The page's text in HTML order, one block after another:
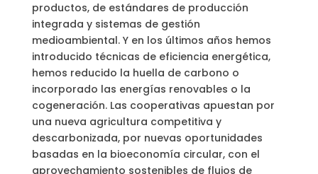
productos, de estándares de producción
integrada y sistemas de gestión
medioambiental. Y en los últimos años hemos
introducido técnicas de eficiencia energética,
hemos reducido la huella de carbono o
incorporado las energías renovables o la
cogeneración. Las cooperativas apuestan por
una nueva agricultura competitiva y
descarbonizada, por nuevas oportunidades
basadas en la bioeconomía circular, con el
aprovechamiento sostenibles de flujos de